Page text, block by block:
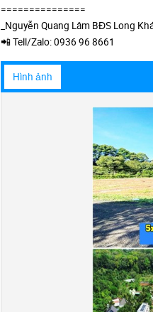
===============
_Nguyễn Quang Lâm BĐS Long
📲 Tell/Zalo: 0936 96 8661
Hình ảnh